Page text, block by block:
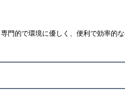
門的で環境に優しく、便利で効率的